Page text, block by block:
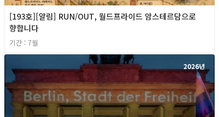
[193호][알림] RUN/OUT, 월드프라이드 암스테르담으로
향합니다
기간 : 7월
2026년